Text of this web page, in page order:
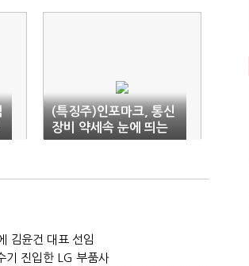
(특징주)인포마크, 통신
장비 약세속 눈에 띄는
'약진'
김윤건 대표 선임
기 진입한 LG 부품사